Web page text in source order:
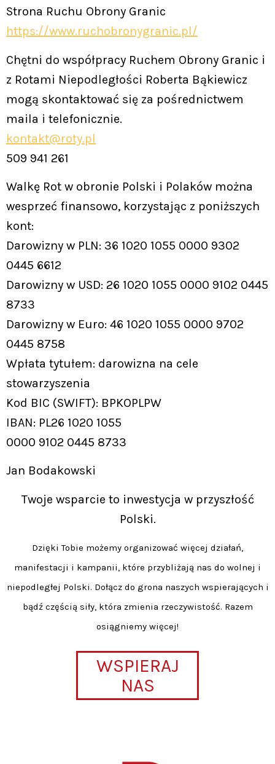
Strona Ruchu Obrony Granic
https://www.ruchobronygranic.pl/
Chętni do współpracy Ruchem Obrony Granic i
z Rotami Niepodległości Roberta Bąkiewicz
mogą skontaktować się za pośrednictwem
maila i telefonicznie.
kontakt@roty.pl
509 941 261
Walkę Rot w obronie Polski i Polaków można
wesprzeć finansowo, korzystając z poniższych
kont:
Darowizny w PLN: 36 1020 1055 0000 9302
0445 6612
Darowizny w USD: 26 1020 1055 0000 9102 0445
8733
Darowizny w Euro: 46 1020 1055 0000 9702
0445 8758
Wpłata tytułem: darowizna na cele
stowarzyszenia
Kod BIC (SWIFT): BPKOPLPW
IBAN: PL26 1020 1055
0000 9102 0445 8733
Jan Bodakowski
Twoje wsparcie to inwestycja w przyszłość
Polski.
Dzięki Tobie możemy organizować więcej działań,
manifestacji i kampanii, które przybliżają nas do wolnej i
niepodległej Polski. Dołącz do grona naszych wspierających i
bądź częścią siły, która zmienia rzeczywistość. Razem
osiągniemy więcej!
WSPIERAJ
NAS